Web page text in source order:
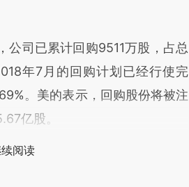
公司已累计回购9511万股，占总
年7月的回购计划已经行使完
。美的表示，回购股份将被注
亿股。
阅读